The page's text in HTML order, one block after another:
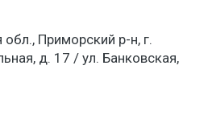
Приморский р-н, г.
д. 17 / ул. Банковская,